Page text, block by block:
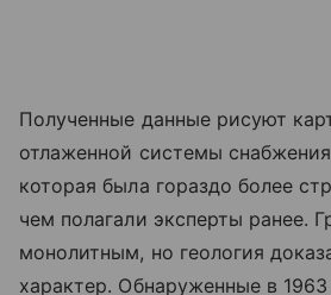
Полученные данные рисуют
отлаженной системы снабжения
которая была гораздо более
чем полагали эксперты ранее.
монолитным, но геология
характер. Обнаруженные в